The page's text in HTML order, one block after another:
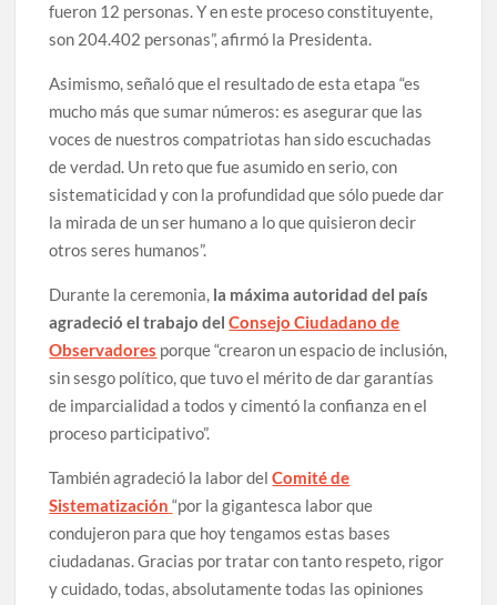
fueron 12 personas. Y en este proceso constituyente,
son 204.402 personas”, afirmó la Presidenta.
Asimismo, señaló que el resultado de esta etapa “es
mucho más que sumar números: es asegurar que las
voces de nuestros compatriotas han sido escuchadas
de verdad. Un reto que fue asumido en serio, con
sistematicidad y con la profundidad que sólo puede dar
la mirada de un ser humano a lo que quisieron decir
otros seres humanos”.
Durante la ceremonia, la máxima autoridad del país
agradeció el trabajo delConsejo Ciudadano de
Observadores porque “crearon un espacio de inclusión,
sin sesgo político, que tuvo el mérito de dar garantías
de imparcialidad a todos y cimentó la confianza en el
proceso participativo”.
También agradeció la labor delComité de
Sistematización “por la gigantesca labor que
condujeron para que hoy tengamos estas bases
ciudadanas. Gracias por tratar con tanto respeto, rigor
y cuidado, todas, absolutamente todas las opiniones